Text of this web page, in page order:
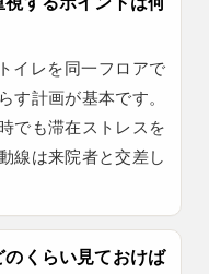
イレを同一フロアで
す計画が基本です。
でも滞在ストレスを
線は来院者と交差し
くらい見ておけば